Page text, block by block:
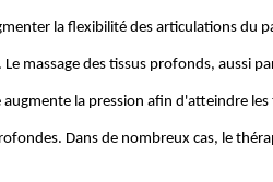
la flexibilité des articulations du
massage des tissus profonds, aussi
la pression afin d'atteindre
Dans de nombreux cas, le